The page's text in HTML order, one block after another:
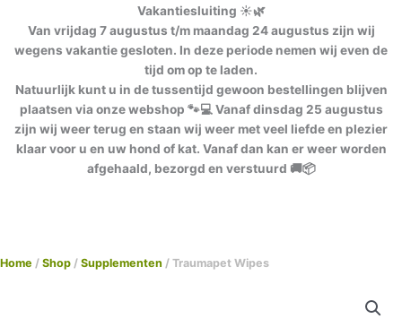
Vakantiesluiting ☀️🌿
Van vrijdag 7 augustus t/m maandag 24 augustus zijn wij
wegens vakantie gesloten. In deze periode nemen wij even de
tijd om op te laden.
Natuurlijk kunt u in de tussentijd gewoon bestellingen blijven
plaatsen via onze webshop 🐾💻 Vanaf dinsdag 25 augustus
zijn wij weer terug en staan wij weer met veel liefde en plezier
klaar voor u en uw hond of kat. Vanaf dan kan er weer worden
afgehaald, bezorgd en verstuurd 🚚📦
Home / Shop / Supplementen / Traumapet Wipes